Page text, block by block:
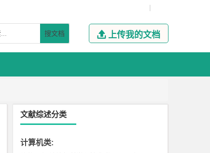
|
搜文档  上传我的文档
文献综述分类
计算机类: